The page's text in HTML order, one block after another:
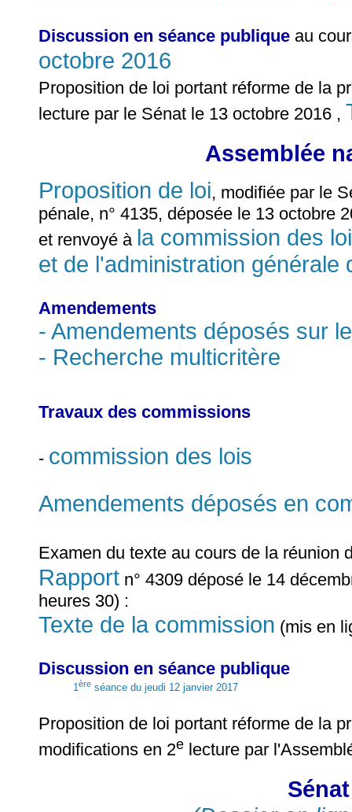
Discussion en séance publique au
octobre 2016
Proposition de loi portant réforme de la
lecture par le Sénat le 13 octobre 2016 ,
Assemblée
Proposition de loi, modifiée par le
pénale, n° 4135, déposée le 13 octobre
et renvoyé à la commission des
et de l'administration générale
Amendements
- Amendements déposés sur
- Recherche multicritère
Travaux des commissions
- commission des lois
Amendements déposés en
Examen du texte au cours de la réunion
Rapport n° 4309 déposé le 14
heures 30) :
Texte de la commission (mis en
Discussion en séance publique
1ère séance du jeudi 12 janvier 2017
Proposition de loi portant réforme de la
modifications en 2e lecture par